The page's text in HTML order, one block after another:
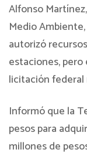
Alfonso
Medio
autorizó
estaciones,
licitación federal
Informó que la
pesos para
millones de